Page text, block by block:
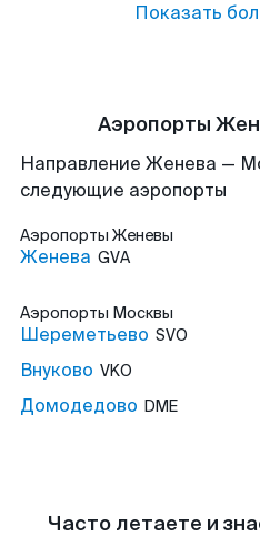
Показать
Аэропорты
Направление Женева —
следующие аэропорты
Аэропорты Женевы
Женева GVA
Аэропорты Москвы
Шереметьево SVO
Внуково VKO
Домодедово DME
Часто летаете и